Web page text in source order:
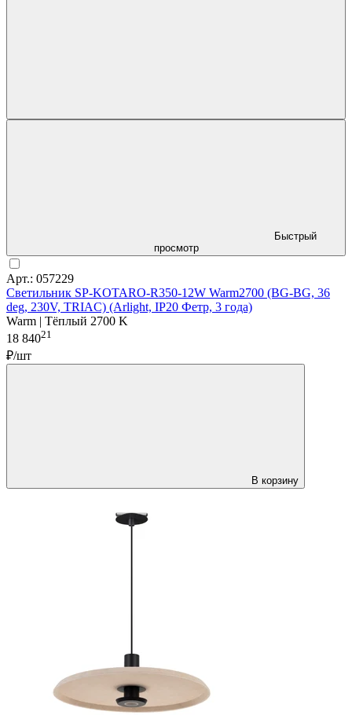
Быстрый
просмотр
Арт.: 057229
Светильник SP-KOTARO-R350-12W Warm2700 (BG-BG, 36
deg, 230V, TRIAC) (Arlight, IP20 Фетр, 3 года)
Warm | Тёплый 2700 K
18 84021
₽/шт
В корзину